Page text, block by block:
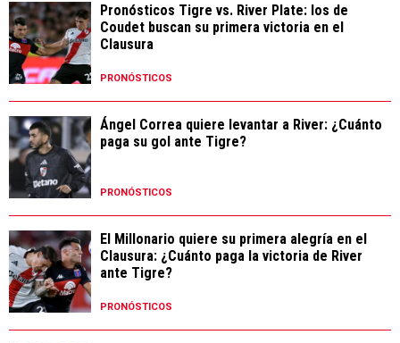
Pronósticos Tigre vs. River Plate: los de
Coudet buscan su primera victoria en el
Clausura
PRONÓSTICOS
Ángel Correa quiere levantar a River: ¿Cuánto
paga su gol ante Tigre?
PRONÓSTICOS
El Millonario quiere su primera alegría en el
Clausura: ¿Cuánto paga la victoria de River
ante Tigre?
PRONÓSTICOS